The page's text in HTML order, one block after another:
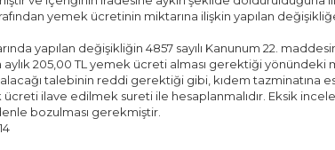
yemek ücretinin miktarına ilişkin yapılan
yapılan değişikliğin 4857 sayılı Kanunum 22.
aylık 205,00 TL yemek ücreti alması gerektiği
alacağı talebinin reddi gerektiği gibi, kıdem tazminatına
ücreti ilave edilmek sureti ile hesaplanmalıdır. Eksik
bozulması gerekmiştir.